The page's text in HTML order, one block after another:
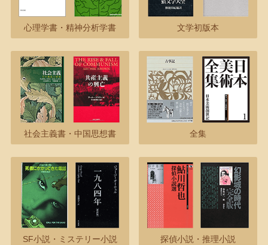
心理学書・精神分析学書 文学初版本
社会主義書・中国思想書 全集
SF小説・ミステリー小説 探偵小説・推理小説